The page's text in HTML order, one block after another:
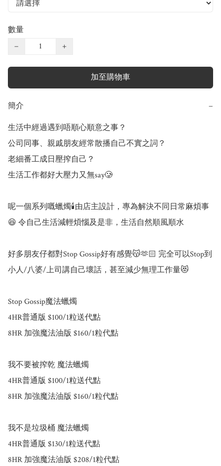
數量
−
+
加至購物車
簡介 −
生活中經過遇到唔順心順意之事？
公司同事、親戚朋友經常散播自己不實之詞？
老細番工成日壓搾自己？
生活工作都好大壓力又無say🥲
呢一個系列嘅蠟燭🕯️由店主設計，專為解決不同日常麻煩事
😆 令自己生活減輕煩惱及是非，生活自然順風順水
好多朋友仔都對Stop Gossip好有感覺😽🫶🏻 完全可以Stop到
小人/八婆/上司講自己壞話，甚至減少無理工作量😻
Stop Gossip魔法蠟燭
4HR普通版 $100/1粒送代點
8HR 加強魔法油版 $160/1粒代點
我不要被搾乾 魔法蠟燭
4HR普通版 $100/1粒送代點
8HR 加強魔法油版 $160/1粒代點
我不是垃圾桶 魔法蠟燭
4HR普通版 $130/1粒送代點
8HR 加強魔法油版 $208/1粒代點